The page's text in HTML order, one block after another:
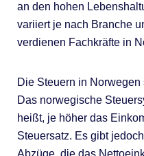
an den hohen
variiert je nach Branche
verdienen Fachkräfte in
Die Steuern in
Das norwegische
heißt, je höher das
Steuersatz. Es gibt
Abzüge, die das